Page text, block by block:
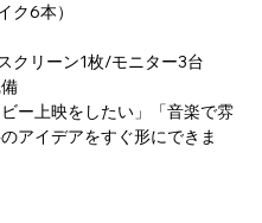
ク6本）
クリーン1枚/モニター3台
ー上映をしたい」「音楽で雰
アイデアをすぐ形にできま